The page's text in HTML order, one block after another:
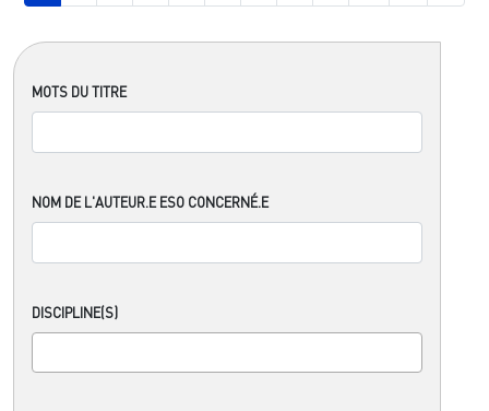
MOTS DU TITRE
NOM DE L'AUTEUR.E ESO CONCERNÉ.E
DISCIPLINE(S)